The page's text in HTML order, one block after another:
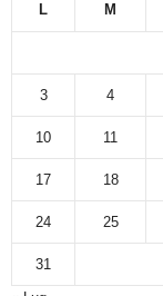
L M
3 4
10 11
17 18
24 25
31